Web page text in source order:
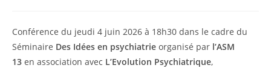
Conférence du jeudi 4 juin 2026 à 18h30 dans le cadre du
Séminaire Des Idées en psychiatrie organisé par l’ASM
13 en association avec L’Evolution Psychiatrique,